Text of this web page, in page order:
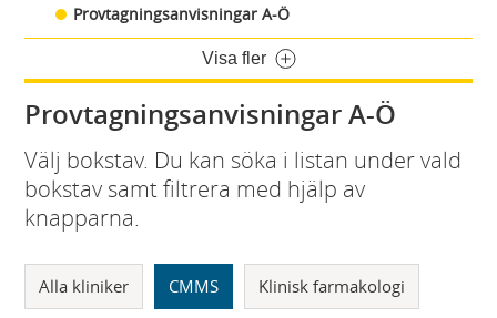
Provtagningsanvisningar A-Ö
Visa fler
Provtagningsanvisningar A-Ö
Välj bokstav. Du kan söka i listan under vald
bokstav samt filtrera med hjälp av
knapparna.
Alla kliniker CMMS Klinisk farmakologi